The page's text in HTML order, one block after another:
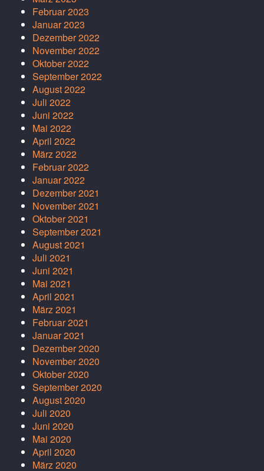
Februar 2023
Januar 2023
Dezember 2022
November 2022
Oktober 2022
September 2022
August 2022
Juli 2022
Juni 2022
Mai 2022
April 2022
März 2022
Februar 2022
Januar 2022
Dezember 2021
November 2021
Oktober 2021
September 2021
August 2021
Juli 2021
Juni 2021
Mai 2021
April 2021
März 2021
Februar 2021
Januar 2021
Dezember 2020
November 2020
Oktober 2020
September 2020
August 2020
Juli 2020
Juni 2020
Mai 2020
April 2020
März 2020